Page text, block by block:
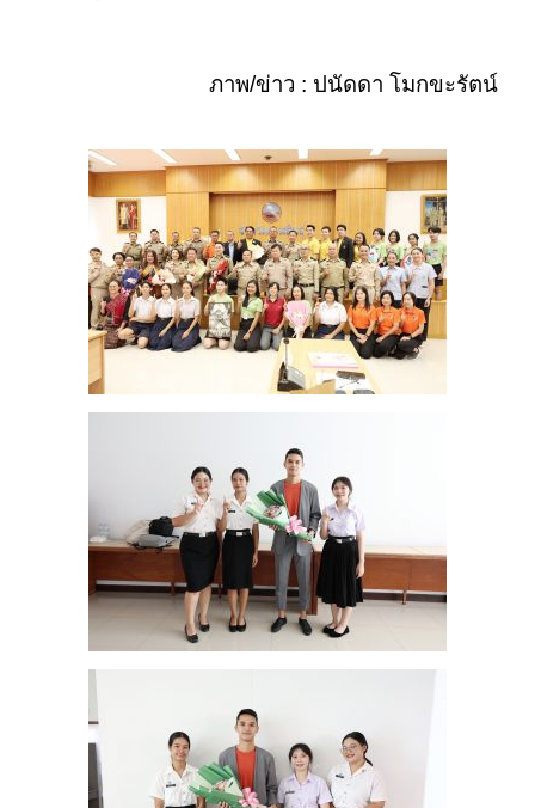
ภาพ/ข่าว : ปนัดดา โมกขะรัตน์